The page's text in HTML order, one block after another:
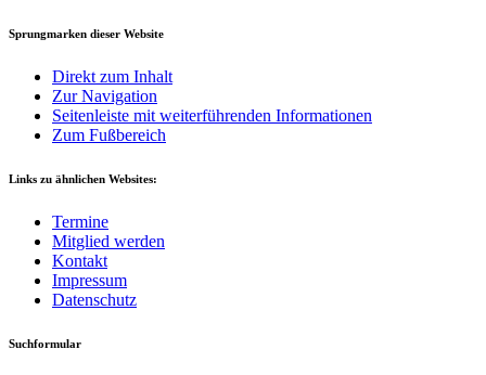
Sprungmarken dieser Website
Direkt zum Inhalt
Zur Navigation
Seitenleiste mit weiterführenden Informationen
Zum Fußbereich
Links zu ähnlichen Websites:
Termine
Mitglied werden
Kontakt
Impressum
Datenschutz
Suchformular